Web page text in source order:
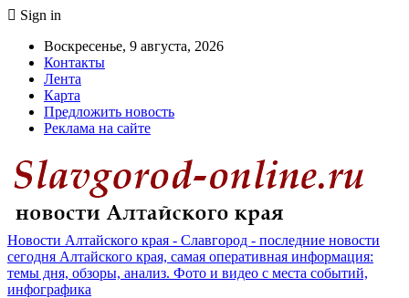
Sign in
Воскресенье, 9 августа, 2026
Контакты
Лента
Карта
Предложить новость
Реклама на сайте
Новости Алтайского края - Славгород - последние новости
сегодня Алтайского края, самая оперативная информация:
темы дня, обзоры, анализ. Фото и видео с места событий,
инфографика